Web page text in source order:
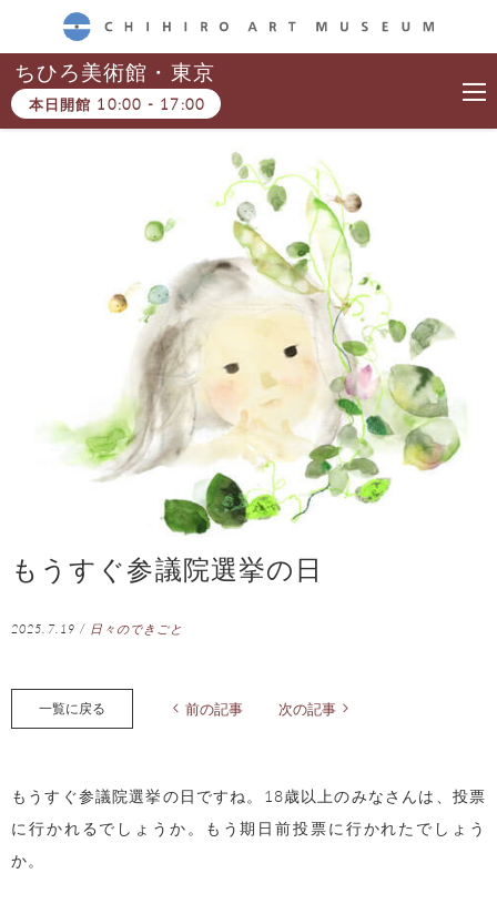
CHIHIRO ART MUSEUM
ちひろ美術館・東京
本日開館 10:00 - 17:00
もうすぐ参議院選挙の日
2025.7.19 / 日々のできごと
一覧に戻る 前の記事 次の記事
もうすぐ参議院選挙の日ですね。18歳以上のみなさんは、投票
に行かれるでしょうか。もう期日前投票に行かれたでしょう
か。